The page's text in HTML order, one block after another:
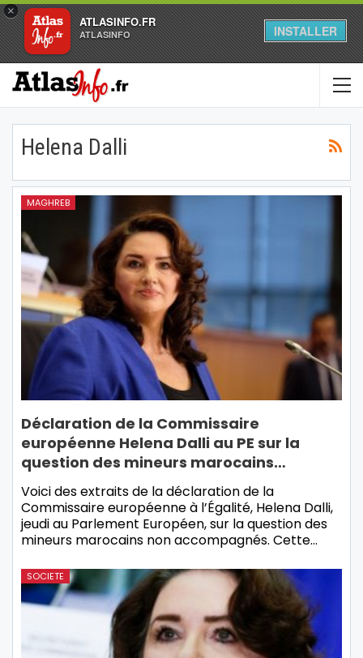
×
ATLASINFO.FR
ATLASINFO INSTALLER
Helena Dalli
MAGHREB
Déclaration de la Commissaire
européenne Helena Dalli au PE sur la
question des mineurs marocains…
Voici des extraits de la déclaration de la
Commissaire européenne à l’Égalité, Helena Dalli,
jeudi au Parlement Européen, sur la question des
mineurs marocains non accompagnés. Cette…
SOCIETE